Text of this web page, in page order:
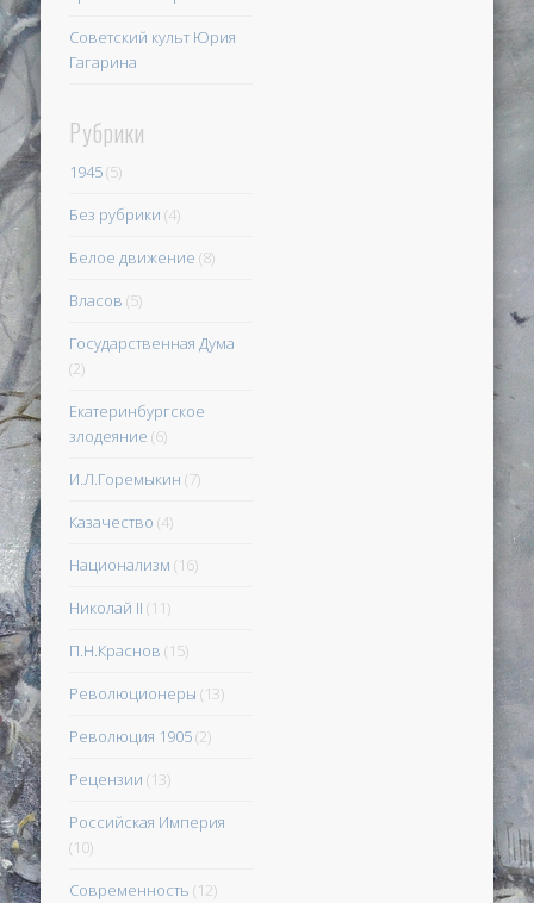
Советский культ Юрия
Гагарина
Рубрики
1945(5)
Без рубрики (4)
Белое движение (8)
Власов (5)
Государственная Дума
(2)
Екатеринбургское
злодеяние (6)
И.Л.Горемыкин (7)
Казачество (4)
Национализм (16)
Николай II (11)
П.Н.Краснов (15)
Революционеры (13)
Революция 1905(2)
Рецензии (13)
Российская Империя
(10)
Современность (12)